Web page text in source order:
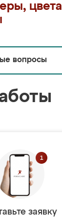
цвета
вопросы
заявку